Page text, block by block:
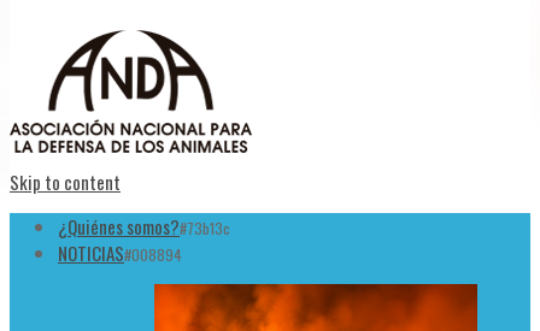
Skip to content
¿Quiénes somos?#73b13c
NOTICIAS#008894